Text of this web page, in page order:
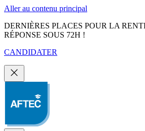
Aller au contenu principal
DERNIÈRES PLACES POUR LA
RÉPONSE SOUS 72H !
CANDIDATER